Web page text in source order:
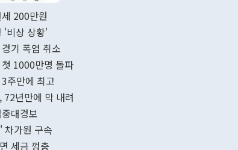
무너졌다고도 했다. 또 "현 시점에서 흘러
함께 4자 대화의 동력을 확보하기 위해
며 월간 기준 처음으로 1000억달러를 넘
196.9% 급증했고 컴퓨터·주변기기
수출은 160.4% 늘었으며 비IT 품목도 ▲
200만원
'비상 상황'
기 폭염 취소
1000만명 돌파
주만에 최고
72년만에 막 내려
대경보
차가원 구속
세금 껑충